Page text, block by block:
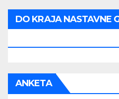
DO KRAJA NASTAVNE
ANKETA